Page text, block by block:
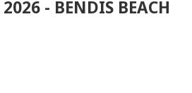
- BENDIS BEACH